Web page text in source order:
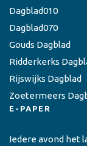
Dagblad010
Dagblad070
Gouds Dagblad
Ridderkerks
Rijswijks Dagblad
Zoetermeers
E-PAPER
Iedere avond het